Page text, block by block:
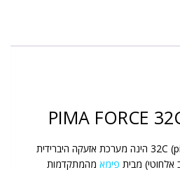
פימא פורס 32C (pima force 32C) הינה מערכת אזעקה היברידית
אלחוטי) מבית פימא מהמתקדמות